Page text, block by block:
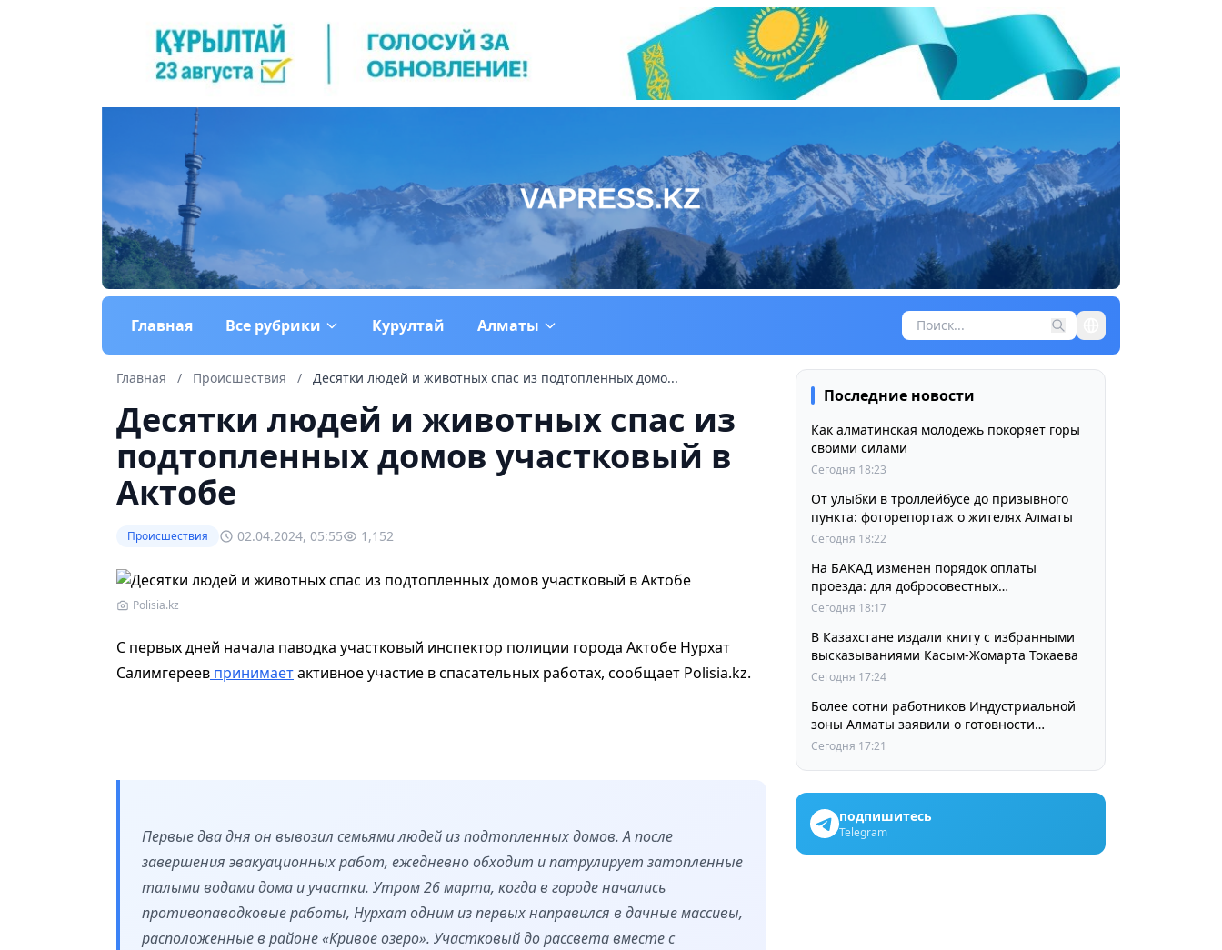
Главная Все рубрики Курултай Алматы
Главная / Происшествия / Десятки людей и животных спас из подтопленных домо...
Десятки людей и животных спас из
подтопленных домов участковый в
Актобе
Происшествия 02.04.2024, 05:55 1,152
Polisia.kz
С первых дней начала паводка участковый инспектор полиции города Актобе Нурхат
Салимгереев принимаетактивное участие в спасательных работах, сообщает Polisia.kz.
Первые два дня он вывозил семьями людей из подтопленных домов. А после
завершения эвакуационных работ, ежедневно обходит и патрулирует затопленные
талыми водами дома и участки. Утром 26 марта, когда в городе начались
противопаводковые работы, Нурхат одним из первых направился в дачные массивы,
расположенные в районе «Кривое озеро». Участковый до рассвета вместе с
Последние новости
Как алматинская молодежь покоряет горы
своими силами
Сегодня 18:23
От улыбки в троллейбусе до призывного
пункта: фоторепортаж о жителях Алматы
Сегодня 18:22
На БАКАД изменен порядок оплаты
проезда: для добросовестных
пользователей стоимость остается
Сегодня 18:17
В Казахстане издали книгу с избранными
высказываниями Касым-Жомарта Токаева
Сегодня 17:24
Более сотни работников Индустриальной
зоны Алматы заявили о готовности
принять участие в выборах членов
Сегодня 17:21
подпишитесь
Telegram